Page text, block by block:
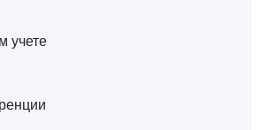
учете